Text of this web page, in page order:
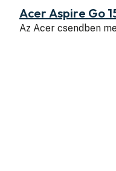
Acer Aspire Go
Az Acer csendben